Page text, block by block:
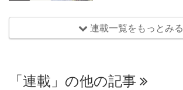
連載一覧をもっとみる
「連載」の他の記事